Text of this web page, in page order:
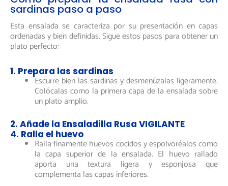
sardinas paso a paso
Esta ensalada se caracteriza por su presentación en capas
ordenadas y bien definidas. Sigue estos pasos para obtener un
plato perfecto:
1. Prepara las sardinas
Escurre bien las sardinas y desmenúzalas ligeramente.
Colócalas como la primera capa de la ensalada sobre
un plato amplio.
2. Añade la Ensaladilla Rusa VIGILANTE
4. Ralla el huevo
Ralla finamente huevos cocidos y espolvoréalos como
la capa superior de la ensalada. El huevo rallado
aporta una textura ligera y esponjosa que
complementa las capas inferiores.